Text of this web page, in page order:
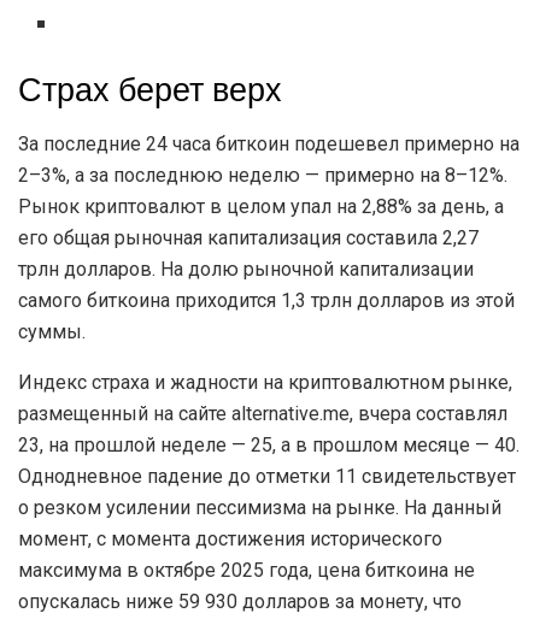
Страх берет верх
За последние 24 часа биткоин подешевел примерно на
2–3%, а за последнюю неделю — примерно на 8–12%.
Рынок криптовалют в целом упал на 2,88% за день, а
его общая рыночная капитализация составила 2,27
трлн долларов. На долю рыночной капитализации
самого биткоина приходится 1,3 трлн долларов из этой
суммы.
Индекс страха и жадности на криптовалютном рынке,
размещенный на сайте alternative.me, вчера составлял
23, на прошлой неделе — 25, а в прошлом месяце — 40.
Однодневное падение до отметки 11 свидетельствует
о резком усилении пессимизма на рынке. На данный
момент, с момента достижения исторического
максимума в октябре 2025 года, цена биткоина не
опускалась ниже 59 930 долларов за монету, что